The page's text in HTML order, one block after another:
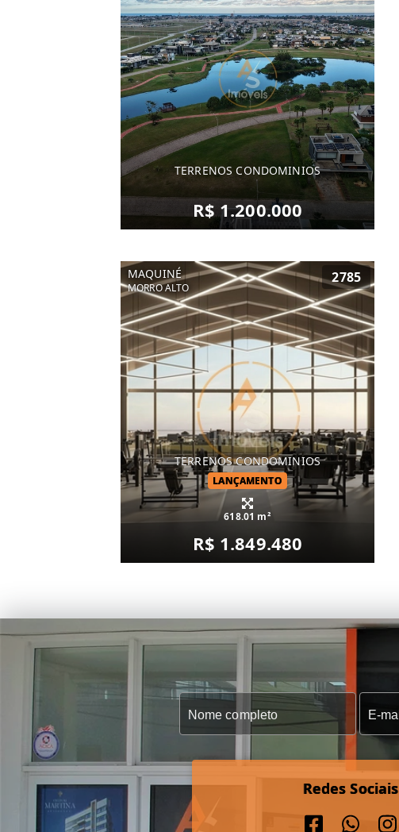
TERRENOS CONDOMINIOS
R$ 1.200.000
MAQUINÉ
MORRO ALTO
2785
TERRENOS CONDOMINIOS
LANÇAMENTO
618.01 m²
R$ 1.849.480
Redes Sociais